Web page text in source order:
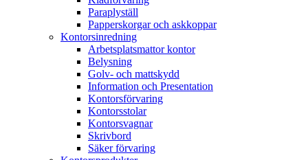
Paraplyställ
Papperskorgar och askkoppar
Kontorsinredning
Arbetsplatsmattor kontor
Belysning
Golv- och mattskydd
Information och Presentation
Kontorsförvaring
Kontorsstolar
Kontorsvagnar
Skrivbord
Säker förvaring